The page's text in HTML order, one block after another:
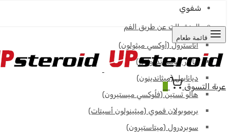
شفوي
المنشطات عن طريق الفم
أناسترول (أوكسي ميثولون)
أناوار (أوكساندرولون)
ديانابول (ميثاندينون)
هالو تستين (فلُوكسي ميستيرون)
بريموبولان فموي (ميثينولون أسيتات)
سوبردرول (ميتاستيرون)
قائمة طعام
عربة التسوق